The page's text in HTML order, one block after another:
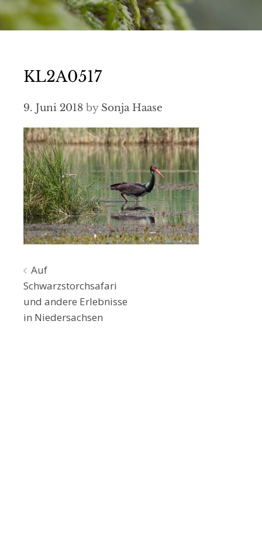
KL2A0517
9. Juni 2018 by Sonja Haase
Beitragsnavigation
Auf
Schwarzstorchsafari
und andere Erlebnisse
in Niedersachsen